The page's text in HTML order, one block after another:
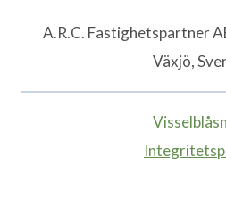
A.R.C. Fastighetspartner
Växjö,